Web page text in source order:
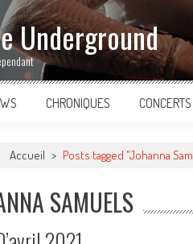
Underground
CHRONIQUES CONCERTS
Accueil > Posts tagged "Johanna
SAMUELS